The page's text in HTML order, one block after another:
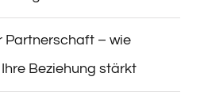
Partnerschaft – wie
Beziehung stärkt